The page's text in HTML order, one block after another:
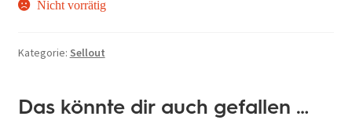
Nicht vorrätig
Kategorie: Sellout
Das könnte dir auch gefallen …